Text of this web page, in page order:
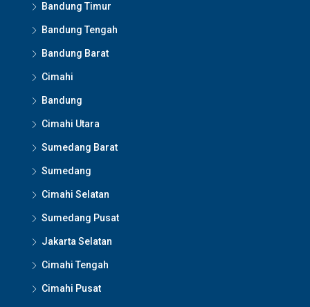
Bandung Timur
Bandung Tengah
Bandung Barat
Cimahi
Bandung
Cimahi Utara
Sumedang Barat
Sumedang
Cimahi Selatan
Sumedang Pusat
Jakarta Selatan
Cimahi Tengah
Cimahi Pusat